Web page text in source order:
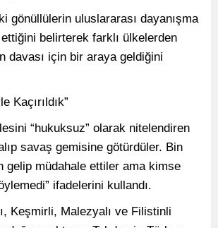
gönüllülerin uluslararası dayanışma
belirterek farklı ülkelerden
davası için bir araya geldiğini
Kaçırıldık”
“hukuksuz” olarak nitelendiren
savaş gemisine götürdüler. Bin
gelip müdahale ettiler ama kimse
ifadelerini kullandı.
Keşmirli, Malezyalı ve Filistinli